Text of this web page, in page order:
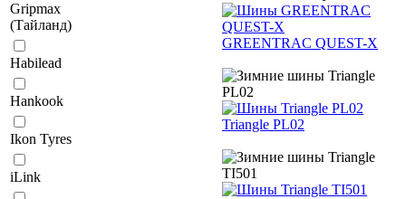
Gripmax
(Тайланд)
Habilead
Hankook
Ikon Tyres
iLink
GREENTRAC QUEST-X
Triangle PL02